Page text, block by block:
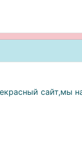
сайт,мы